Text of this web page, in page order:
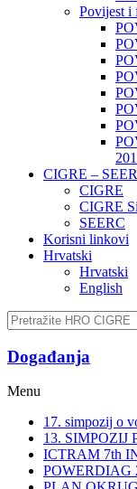
Povijest i
CIGRE –
CIGRE
CIGRE
SEERC
Korisni linkovi
Hrvatski
Hrvatski
English
Događanja​
Menu
17. simpozij o
13. SIMPOZIJ
ICTRAM 7th
POWERDIAG